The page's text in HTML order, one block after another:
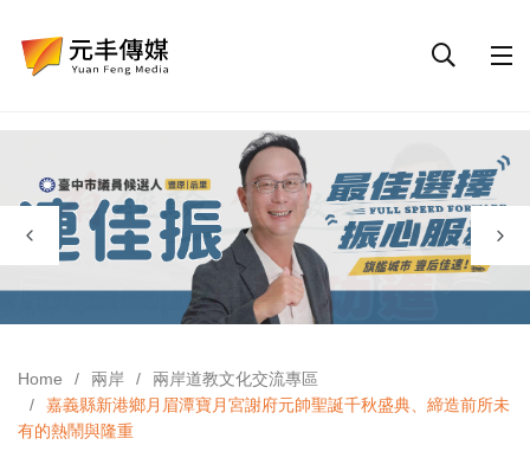
Home 兩岸
兩岸道教文化交流專區
嘉義縣新港鄉月眉潭寶月宮謝府元帥聖誕千秋盛典、締造前所未
有的熱鬧與隆重